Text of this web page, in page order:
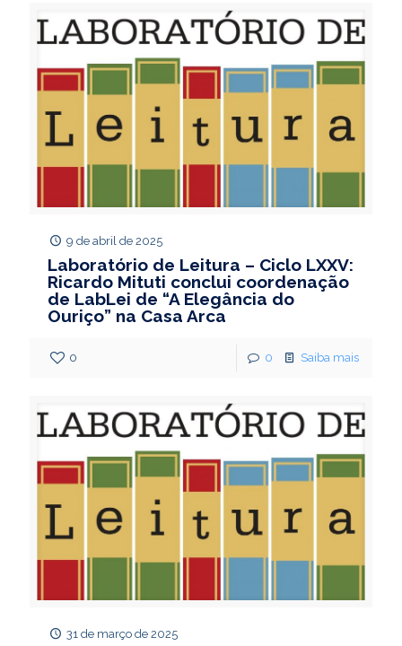
9 de abril de 2025
Laboratório de Leitura – Ciclo LXXV:
Ricardo Mituti conclui coordenação
de LabLei de “A Elegância do
Ouriço” na Casa Arca
0 0 Saiba mais
31 de março de 2025